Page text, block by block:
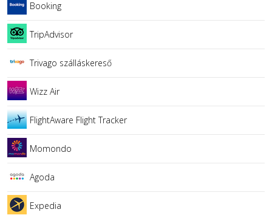
Booking
TripAdvisor
Trivago szálláskereső
Wizz Air
FlightAware Flight Tracker
Momondo
Agoda
Expedia